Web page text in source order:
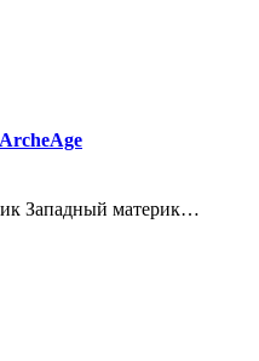
Западный материк…